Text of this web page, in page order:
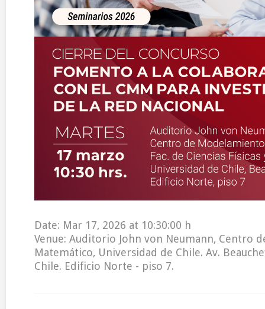
Date: Mar 17, 2026 at 10:30:00 h
Venue: Auditorio John von Neumann, Centro
Matemático, Universidad de Chile. Av.
Chile. Edificio Norte - piso 7.